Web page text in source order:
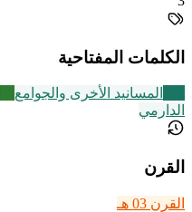
الكلمات المفتاحية
المسانيد الأخرى والجوامع
الدارمي
القرن
القرن 03 هـ